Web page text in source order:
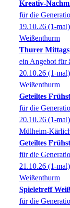
Kreativ-
für die
19.10.26 (1-mal)
Weißenthurm
Thurer
ein Angebot für
20.10.26 (1-mal)
Weißenthurm
Geteiltes
für die
20.10.26 (1-mal)
Mülheim-
Geteiltes
für die
21.10.26 (1-mal)
Weißenthurm
Spieletreff
für die